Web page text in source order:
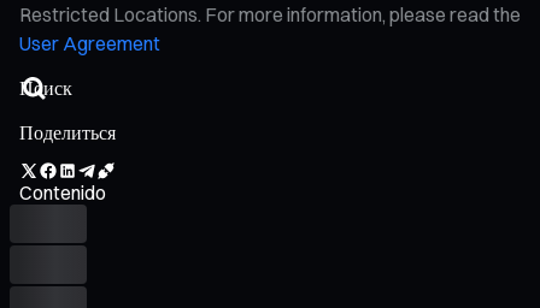
Restricted Locations. For more information, please read the
User Agreement
Поделиться
Contenido